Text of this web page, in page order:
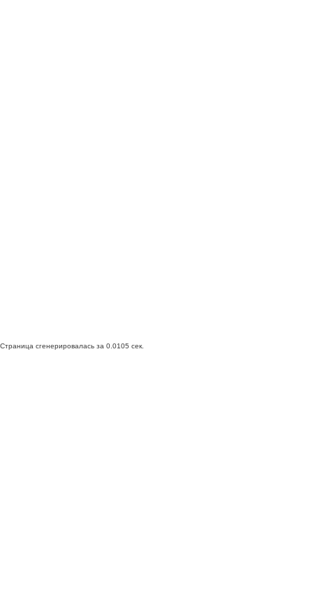
Страница сгенерировалась за 0.0105 сек.